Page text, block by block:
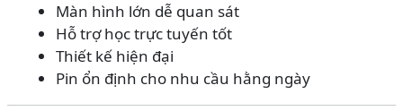
Màn hình lớn dễ quan sát
Hỗ trợ học trực tuyến tốt
Thiết kế hiện đại
Pin ổn định cho nhu cầu hằng ngày